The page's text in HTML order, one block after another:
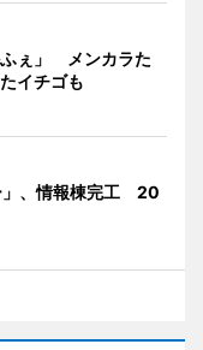
ぇ」 メンカラた
イチゴも
」、情報棟完工 20